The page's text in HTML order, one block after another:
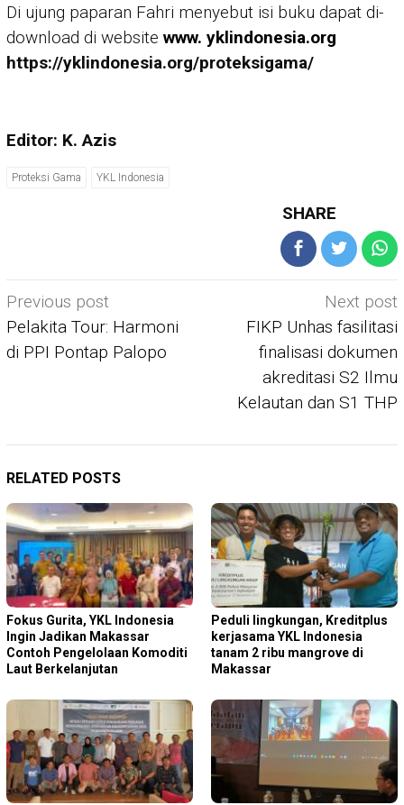
Di ujung paparan Fahri menyebut isi buku dapat di-
download di website www. yklindonesia.org
https://yklindonesia.org/proteksigama/
Editor: K. Azis
Proteksi Gama YKL Indonesia
SHARE
Post
navigation
Previous post
Pelakita Tour: Harmoni
di PPI Pontap Palopo
Next post
FIKP Unhas fasilitasi
finalisasi dokumen
akreditasi S2 Ilmu
Kelautan dan S1 THP
RELATED POSTS
Fokus Gurita, YKL Indonesia
Ingin Jadikan Makassar
Contoh Pengelolaan Komoditi
Laut Berkelanjutan
Peduli lingkungan, Kreditplus
kerjasama YKL Indonesia
tanam 2 ribu mangrove di
Makassar